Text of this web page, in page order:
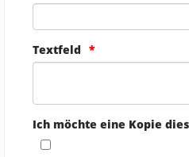
Textfeld
Ich möchte eine Kopie